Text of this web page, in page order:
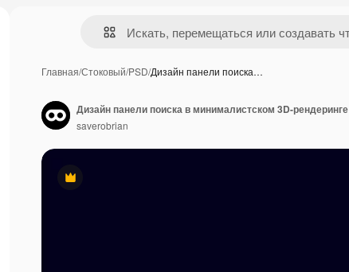
Главная/Стоковый/PSD/Дизайн панели поиска…
Премиум
Дизайн панели поиска в минималистском 3D-рендеринге
saverobrian